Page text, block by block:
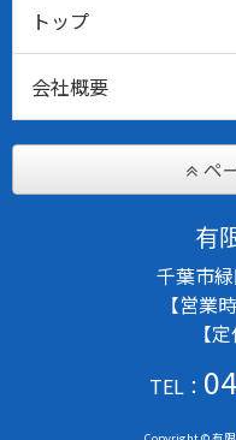
トップ
会社概要
ペ
有
千葉市
【営業
【
TEL：